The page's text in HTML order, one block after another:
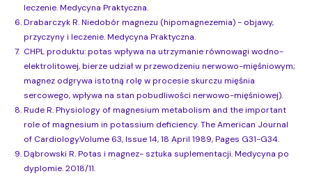
leczenie. Medycyna Praktyczna.
6.Drabarczyk R. Niedobór magnezu (hipomagnezemia) - objawy,
przyczyny i leczenie. Medycyna Praktyczna.
7. CHPL produktu: potas wpływa na utrzymanie równowagi wodno-
elektrolitowej, bierze udział w przewodzeniu nerwowo-mięśniowym;
magnez odgrywa istotną rolę w procesie skurczu mięśnia
sercowego, wpływa na stan pobudliwości nerwowo-mięśniowej).
8.Rude R. Physiology of magnesium metabolism and the important
role of magnesium in potassium deficiency. The American Journal
of Cardiology.Volume 63, Issue 14, 18 April 1989, Pages G31-G34.
9.Dąbrowski R. Potas i magnez- sztuka suplementacji. Medycyna po
dyplomie. 2018/11.